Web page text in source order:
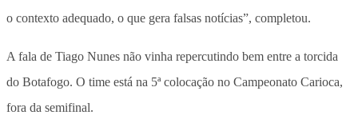
o contexto adequado, o que gera falsas notícias”, completou.
A fala de Tiago Nunes não vinha repercutindo bem entre a torcida
do Botafogo. O time está na 5ª colocação no Campeonato Carioca,
fora da semifinal.